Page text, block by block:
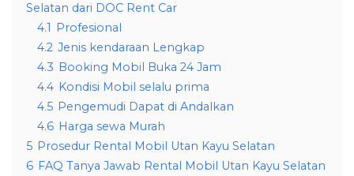
Selatan dari DOC Rent Car
4.1 Profesional
4.2 Jenis kendaraan Lengkap
4.3 Booking Mobil Buka 24 Jam
4.4 Kondisi Mobil selalu prima
4.5 Pengemudi Dapat di Andalkan
4.6 Harga sewa Murah
5 Prosedur Rental Mobil Utan Kayu Selatan
6 FAQ Tanya Jawab Rental Mobil Utan Kayu Selatan